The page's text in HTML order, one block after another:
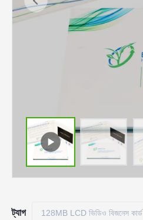
ট্যাগ 128MB LCD ভিডিও বিজনেস কার্ড